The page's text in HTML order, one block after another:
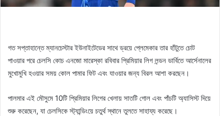
গত সপ্তাহান্তে ম্যানচেস্টার ইউনাইটেডের সাথে ড্রয়ে প্লেমেকার তার হাঁটুতে চোট
পাওয়ার পরে চেলসি কোচ এনজো মারেস্কা রবিবার প্রিমিয়ার লিগ লন্ডন ডার্বিতে আর্সেনালের
মুখোমুখি হওয়ার সময় কোল পামার ফিট এবং যাওয়ার জন্য বিরল আশা করছেন।
পালমার এই মৌসুমে 10টি প্রিমিয়ার লিগের খেলায় সাতটি গোল এবং পাঁচটি অ্যাসিস্ট দিয়ে
শুরু করেছেন, যা চেলসিকে স্ট্যান্ডিংয়ে চতুর্থ স্থানে তুলতে সাহায্য করেছে।